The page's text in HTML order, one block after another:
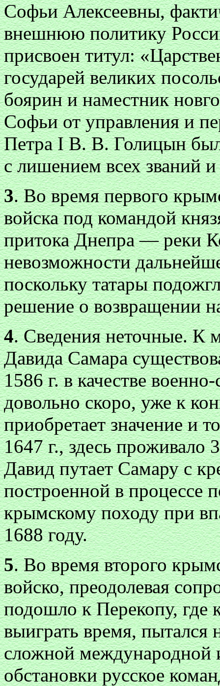
Софьи Алексеевны,
внешнюю политику
присвоен титул:
государей великих
боярин и наместник
Софьи от управления и
Петра I В. В. Голицын
с лишением всех званий
3. Во время первого
войска под командой
притока Днепра — реки
невозможности
поскольку татары
решение о возвращении
4. Сведения неточные. К
Давида Самара
1586 г. в качестве
довольно скоро, уже к
приобретает значение и
1647 г., здесь
Давид путает Самару с
построенной в процессе
крымскому походу при
1688 году.
5. Во время второго
войско, преодолевая
подошло к Перекопу, где
выиграть время, пытался
сложной международной
обстановки русское